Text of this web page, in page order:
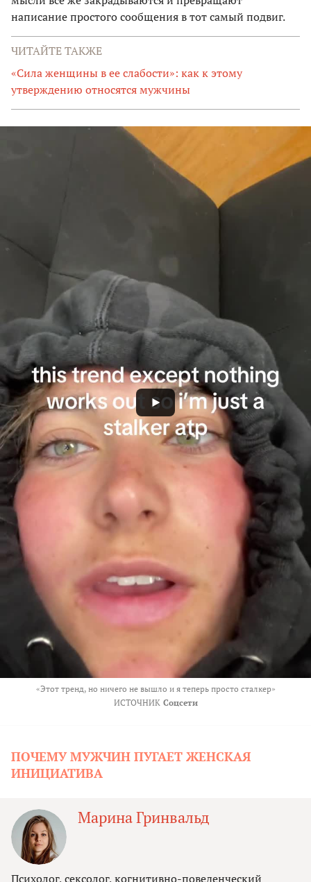
написание простого сообщения в тот самый подвиг.
ЧИТАЙТЕ ТАКЖЕ
«Сила женщины в ее слабости»: как к этому
утверждению относятся мужчины
«Этот тренд, но ничего не вышло и я теперь просто сталкер»
ИСТОЧНИК Соцсети
ПОЧЕМУ МУЖЧИН ПУГАЕТ ЖЕНСКАЯ
ИНИЦИАТИВА
Марина Гринвальд
Психолог, сексолог, когнитивно-поведенческий